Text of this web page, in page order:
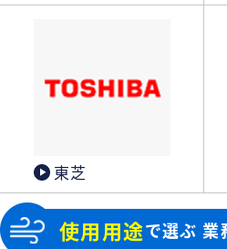
東芝
使用用途で選ぶ 業